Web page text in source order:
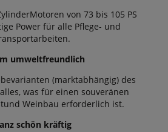
von 73 bis 105 PS
Power für alle Pflege- und
umweltfreundlich
(marktabhängig) des
was für einen souveränen
Weinbau erforderlich ist.
schön kräftig